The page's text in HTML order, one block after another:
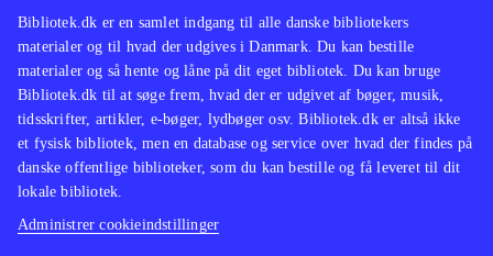
Bibliotek.dk er en samlet indgang til alle danske bibliotekers
materialer og til hvad der udgives i Danmark. Du kan bestille
materialer og så hente og låne på dit eget bibliotek. Du kan bruge
Bibliotek.dk til at søge frem, hvad der er udgivet af bøger, musik,
tidsskrifter, artikler, e-bøger, lydbøger osv. Bibliotek.dk er altså ikke
et fysisk bibliotek, men en database og service over hvad der findes på
danske offentlige biblioteker, som du kan bestille og få leveret til dit
lokale bibliotek.
Administrer cookieindstillinger